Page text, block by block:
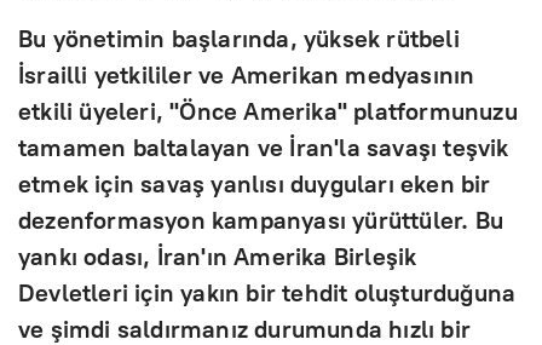
Bu yönetimin başlarında, yüksek rütbeli
İsrailli yetkililer ve Amerikan medyasının
etkili üyeleri, "Önce Amerika" platformunuzu
tamamen baltalayan ve İran'la savaşı teşvik
etmek için savaş yanlısı duyguları eken bir
dezenformasyon kampanyası yürüttüler. Bu
yankı odası, İran'ın Amerika Birleşik
Devletleri için yakın bir tehdit oluşturduğuna
ve şimdi saldırmanız durumunda hızlı bir